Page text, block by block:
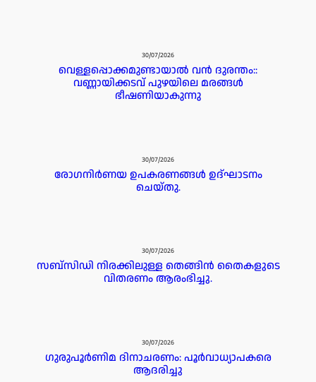
30/07/2026
വെള്ളപ്പൊക്കമുണ്ടായാൽ വൻ ദുരന്തം::
വണ്ണായിക്കടവ് പുഴയിലെ മരങ്ങൾ
ഭീഷണിയാകുന്നു
30/07/2026
രോഗനിർണയ ഉപകരണങ്ങൾ ഉദ്ഘാടനം
ചെയ്തു.
30/07/2026
സബ്സിഡി നിരക്കിലുള്ള തെങ്ങിൻ തൈകളുടെ
വിതരണം ആരംഭിച്ചു.
30/07/2026
ഗുരുപൂർണിമ ദിനാചരണം: പൂർവാധ്യാപകരെ
ആദരിച്ചു